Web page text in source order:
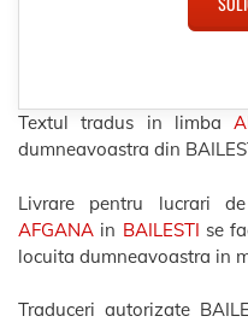
Textul tradus in limba
dumneavoastra din
Livrare pentru lucrari
AFGANA in BAILESTI se
locuita dumneavoastra in
Traduceri autorizate